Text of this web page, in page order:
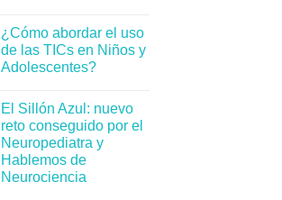
¿Cómo abordar el uso
de las TICs en Niños y
Adolescentes?
El Sillón Azul: nuevo
reto conseguido por el
Neuropediatra y
Hablemos de
Neurociencia